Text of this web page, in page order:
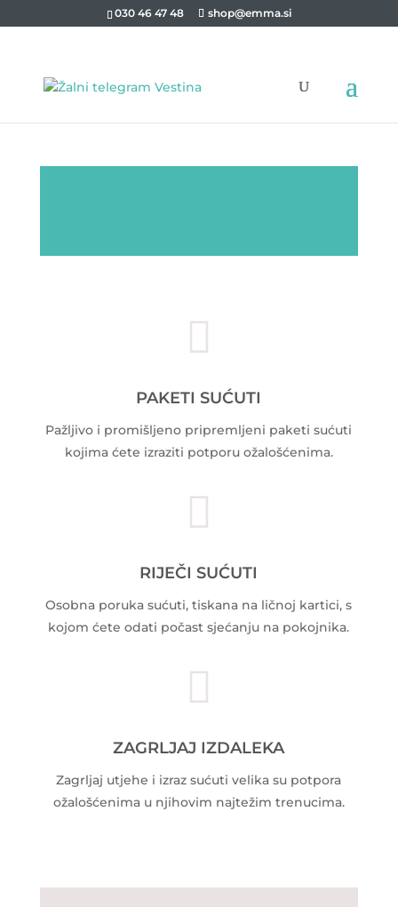
030 46 47 48 shop@emma.si
Narudžbe primljene do 12:00 sati bit će obrađene

PAKETI SUĆUTI
Pažljivo i promišljeno pripremljeni paketi sućuti
kojima ćete izraziti potporu ožalošćenima.

RIJEČI SUĆUTI
Osobna poruka sućuti, tiskana na ličnoj kartici, s
kojom ćete odati počast sjećanju na pokojnika.

ZAGRLJAJ IZDALEKA
Zagrljaj utjehe i izraz sućuti velika su potpora
ožalošćenima u njihovim najtežim trenucima.